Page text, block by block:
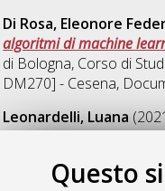
Questo
Di Rosa, Eleonore
algoritmi di machine
di Bologna, Corso di
DM270] - Cesena,
Leonardelli, Luana
study the olfactory
di Bologna, Corso di